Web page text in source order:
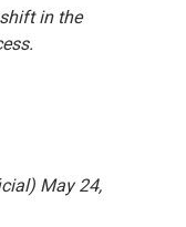
in the
May 24,